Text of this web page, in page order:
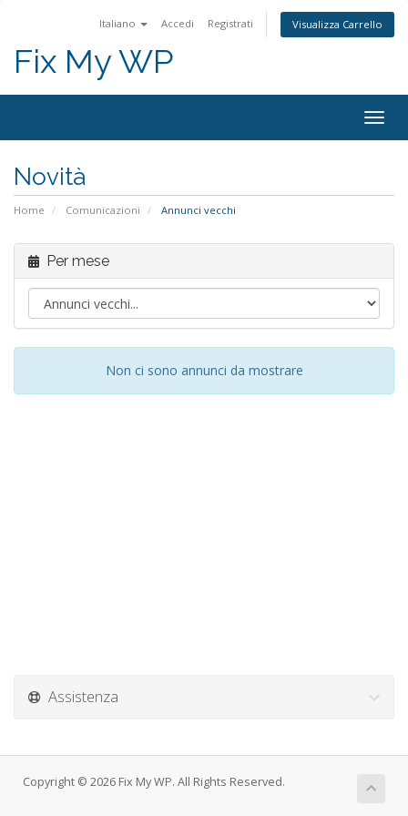
Italiano Accedi Registrati Visualizza Carrello
Fix My WP
Novità
Home Comunicazioni Annunci vecchi
Per mese
Non ci sono annunci da mostrare
Assistenza
Copyright © 2026 Fix My WP. All Rights Reserved.